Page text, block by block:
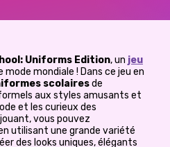
Uniforms Edition, un jeu
mondiale ! Dans ce jeu en
scolairesde
aux styles amusants et
et les curieux des
vous pouvez
utilisant une grande variété
des looks uniques, élégants